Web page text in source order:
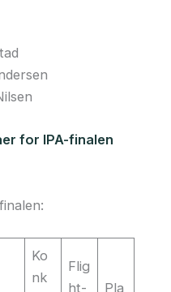
for IPA-finalen
Ko
nk
Flig
ht-
Pla